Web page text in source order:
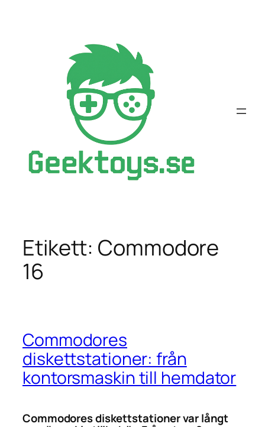
Etikett: Commodore
16
Commodores
diskettstationer: från
kontorsmaskin till hemdator
Commodores diskettstationer var långt